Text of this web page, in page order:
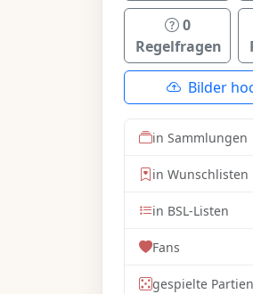
0
Regelfragen
Bilder
in Sammlungen
in Wunschlisten
in BSL-Listen
Fans
gespielte Partien